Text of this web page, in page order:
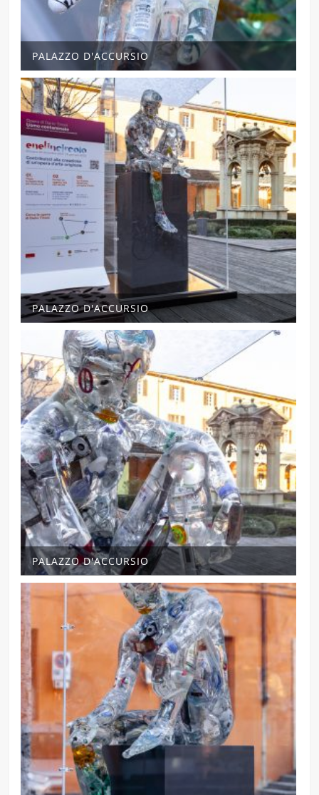
PALAZZO D'ACCURSIO
PALAZZO D'ACCURSIO
PALAZZO D'ACCURSIO